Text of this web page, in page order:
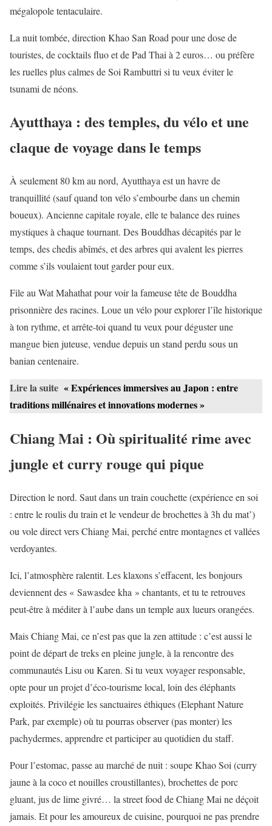
mégalopole tentaculaire.
La nuit tombée, direction Khao San Road pour une dose de
touristes, de cocktails fluo et de Pad Thai à 2 euros… ou préfère
les ruelles plus calmes de Soi Rambuttri si tu veux éviter le
tsunami de néons.
Ayutthaya : des temples, du vélo et une
claque de voyage dans le temps
À seulement 80 km au nord, Ayutthaya est un havre de
tranquillité (sauf quand ton vélo s’embourbe dans un chemin
boueux). Ancienne capitale royale, elle te balance des ruines
mystiques à chaque tournant. Des Bouddhas décapités par le
temps, des chedis abîmés, et des arbres qui avalent les pierres
comme s’ils voulaient tout garder pour eux.
File au Wat Mahathat pour voir la fameuse tête de Bouddha
prisonnière des racines. Loue un vélo pour explorer l’île historique
à ton rythme, et arrête-toi quand tu veux pour déguster une
mangue bien juteuse, vendue depuis un stand perdu sous un
banian centenaire.
Lire la suite « Expériences immersives au Japon : entre
traditions millénaires et innovations modernes »
Chiang Mai : Où spiritualité rime avec
jungle et curry rouge qui pique
Direction le nord. Saut dans un train couchette (expérience en soi
: entre le roulis du train et le vendeur de brochettes à 3h du mat’)
ou vole direct vers Chiang Mai, perché entre montagnes et vallées
verdoyantes.
Ici, l’atmosphère ralentit. Les klaxons s’effacent, les bonjours
deviennent des « Sawasdee kha » chantants, et tu te retrouves
peut-être à méditer à l’aube dans un temple aux lueurs orangées.
Mais Chiang Mai, ce n’est pas que la zen attitude : c’est aussi le
point de départ de treks en pleine jungle, à la rencontre des
communautés Lisu ou Karen. Si tu veux voyager responsable,
opte pour un projet d’éco-tourisme local, loin des éléphants
exploités. Privilégie les sanctuaires éthiques (Elephant Nature
Park, par exemple) où tu pourras observer (pas monter) les
pachydermes, apprendre et participer au quotidien du staff.
Pour l’estomac, passe au marché de nuit : soupe Khao Soi (curry
jaune à la coco et nouilles croustillantes), brochettes de porc
gluant, jus de lime givré… la street food de Chiang Mai ne déçoit
jamais. Et pour les amoureux de cuisine, pourquoi ne pas prendre